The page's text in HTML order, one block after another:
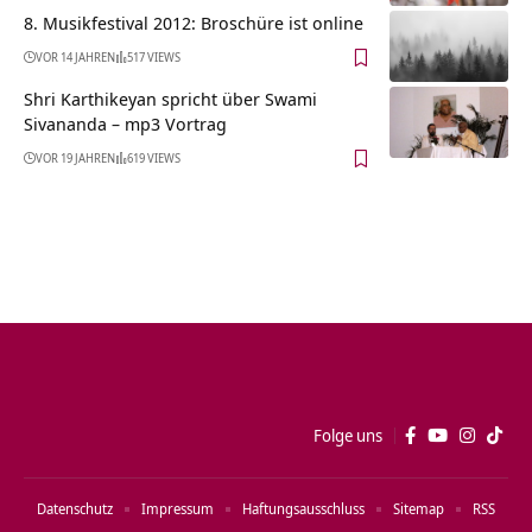
8. Musikfestival 2012: Broschüre ist online
VOR 14 JAHREN 517 VIEWS
Shri Karthikeyan spricht über Swami
Sivananda – mp3 Vortrag
VOR 19 JAHREN 619 VIEWS
Folge uns
Datenschutz Impressum Haftungsausschluss Sitemap RSS